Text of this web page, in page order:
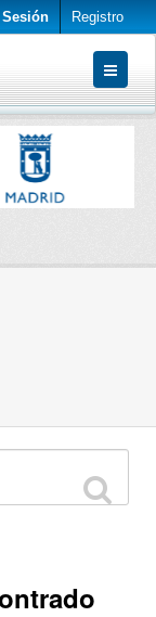
Sesión Registro